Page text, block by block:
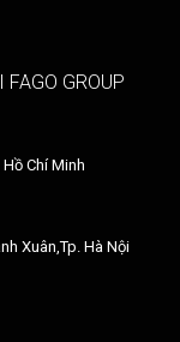
GROUP
Chí Minh
Xuân,Tp. Hà Nội